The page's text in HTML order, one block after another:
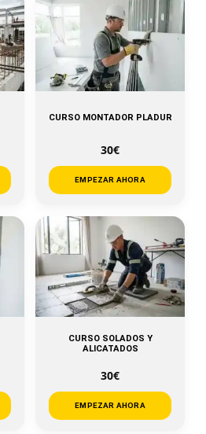
CURSO MONTADOR PLADUR
30€
EMPEZAR AHORA
CURSO SOLADOS Y
ALICATADOS
30€
EMPEZAR AHORA